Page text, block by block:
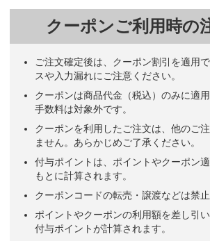
クーポンご利用時の
ご注文確定後は、クーポン割引を適用
スや入力漏れにご注意ください。
クーポンは商品代金（税込）のみに適
手数料は対象外です。
クーポンを利用したご注文は、他のご
ません。あらかじめご了承ください。
付与ポイントは、ポイントやクーポン
もとに計算されます。
クーポンコードの転売・譲渡などは禁止
ポイントやクーポンの利用額を差し引い
付与ポイントが計算されます。